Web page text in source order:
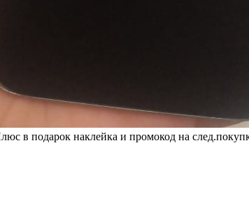
в подарок наклейка и промокод на